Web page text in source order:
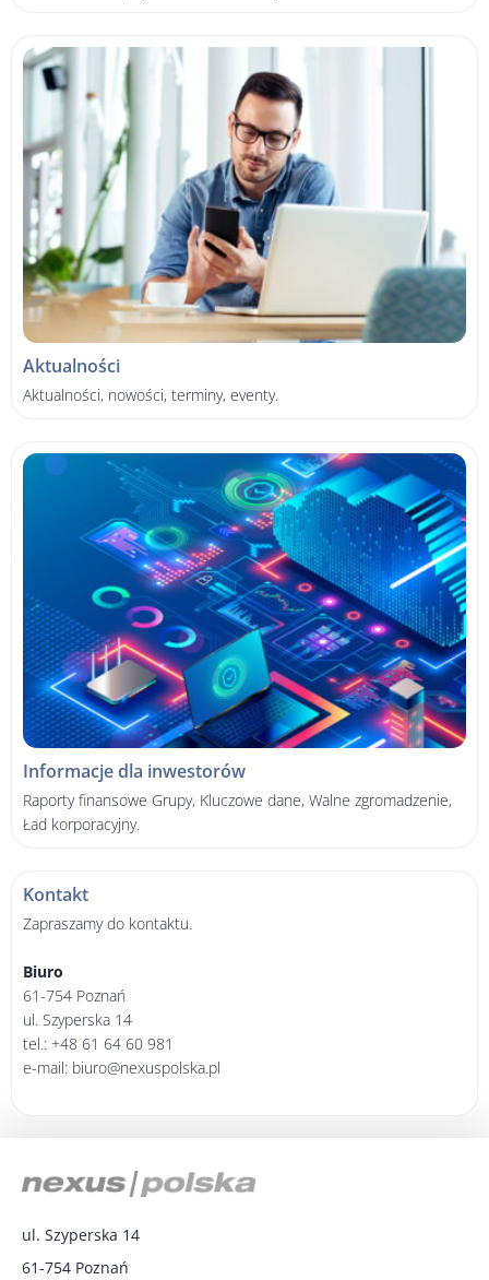
Aktualności
Aktualności, nowości, terminy, eventy.
Informacje dla inwestorów
Raporty finansowe Grupy, Kluczowe dane, Walne zgromadzenie,
Ład korporacyjny.
Kontakt
Zapraszamy do kontaktu.
Biuro
61-754 Poznań
ul. Szyperska 14
tel.: +48 61 64 60 981
e-mail: biuro@nexuspolska.pl
ul. Szyperska 14
61-754 Poznań